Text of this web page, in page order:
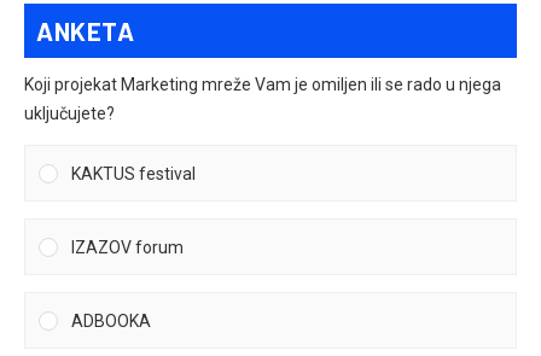
ANKETA
Koji projekat Marketing mreže Vam je omiljen ili se rado u njega
uključujete?
KAKTUS festival
IZAZOV forum
ADBOOKA